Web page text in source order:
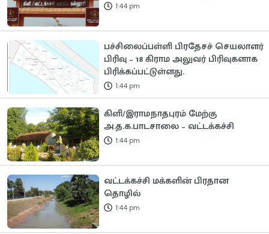
1:44 pm
பச்சிலைப்பள்ளி பிரதேசச் செயலாளர்
பிரிவு – 18 கிராம அலுவர் பிரிவுகளாக
பிரிக்கப்பட்டுள்ளது.
1:44 pm
கிளி/இராமநாதபுரம் மேற்கு
அ.த.க.பாடசாலை – வட்டக்கச்சி
1:44 pm
வட்டக்கச்சி மக்களின் பிரதான
தொழில்
1:44 pm